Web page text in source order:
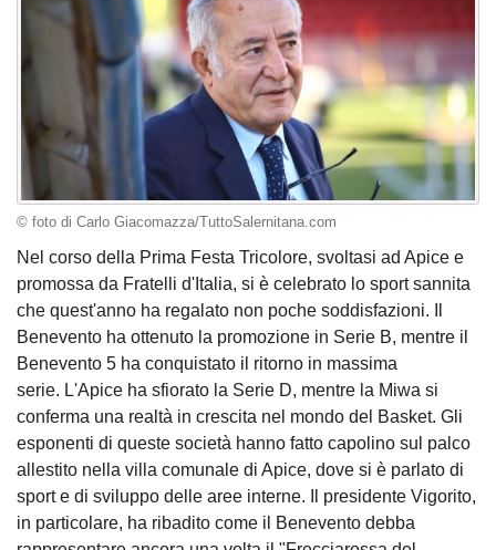
© foto di Carlo Giacomazza/TuttoSalernitana.com
Nel corso della Prima Festa Tricolore, svoltasi ad Apice e
promossa da Fratelli d'Italia, si è celebrato lo sport sannita
che quest'anno ha regalato non poche soddisfazioni. Il
Benevento ha ottenuto la promozione in Serie B, mentre il
Benevento 5 ha conquistato il ritorno in massima
serie. L'Apice ha sfiorato la Serie D, mentre la Miwa si
conferma una realtà in crescita nel mondo del Basket. Gli
esponenti di queste società hanno fatto capolino sul palco
allestito nella villa comunale di Apice, dove si è parlato di
sport e di sviluppo delle aree interne. Il presidente Vigorito,
in particolare, ha ribadito come il Benevento debba